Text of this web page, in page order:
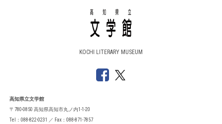
KOCHI LITERARY MUSEUM
高知県立文学館
〒780-0850 高知県高知市丸ノ内1-1-20
Tel：088-822-0231 ／ Fax：088-871-7857